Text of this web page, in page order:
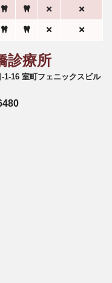
診療所
1-16 室町フェニックスビル